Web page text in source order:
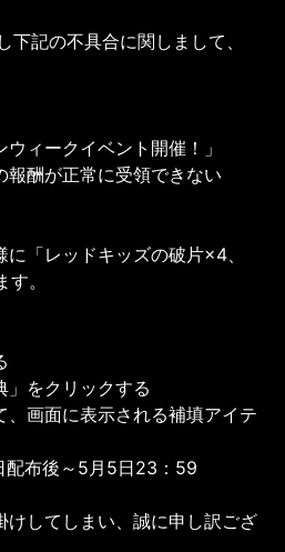
記の不具合に関しまして、
ウィークイベント開催！」
酬が正常に受領できない
「レッドキッズの破片×4、
。
」をクリックする
、画面に表示される補填アイテ
配布後～5月5日23：59
けしてしまい、誠に申し訳ござ